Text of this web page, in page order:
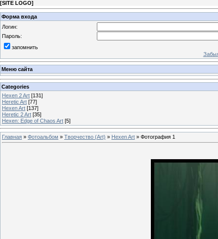
[SITE LOGO]
Форма входа
Логин:
Пароль:
запомнить
Меню сайта
Categories
Hexen 2 Art [131]
Heretic Art [77]
Hexen Art [137]
Heretic 2 Art [35]
Hexen: Edge of Chaos Art [5]
Главная » Фотоальбом » Творчество (Art) » Hexen Art » Фотография 1